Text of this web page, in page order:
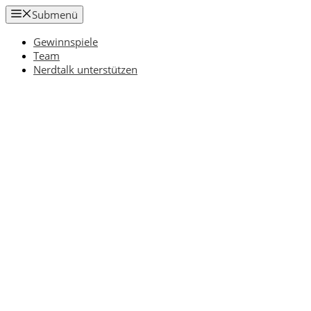
Zum
Inhalt
springen
Submenü
Gewinnspiele
Team
Nerdtalk unterstützen